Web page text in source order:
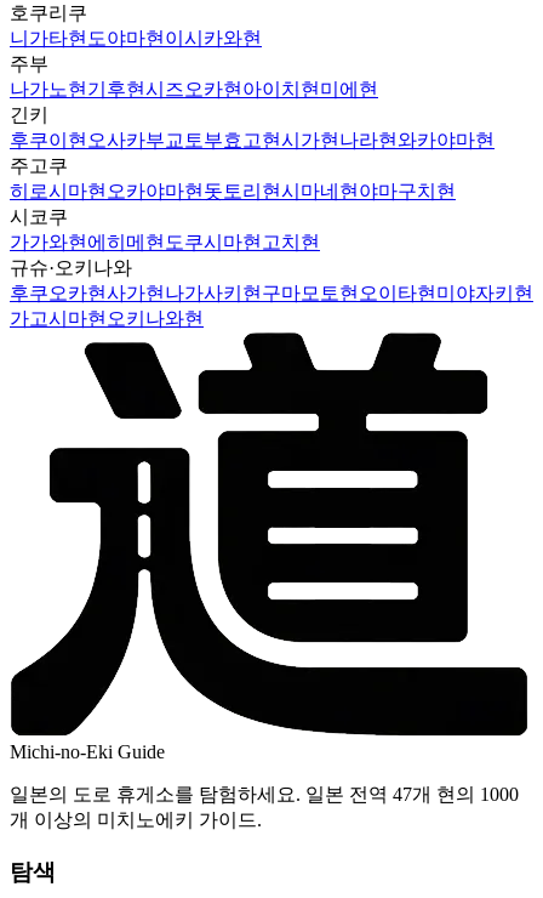
호쿠리쿠
니가타현 도야마현 이시카와현
주부
나가노현 기후현시즈오카현 아이치현 미에현
긴키
후쿠이현 오사카부교토부효고현시가현 나라현와카야마현
주고쿠
히로시마현 오카야마현 돗토리현시마네현 야마구치현
시코쿠
가가와현 에히메현 도쿠시마현 고치현
규슈·오키나와
후쿠오카현사가현 나가사키현 구마모토현 오이타현 미야자키현
가고시마현 오키나와현
Michi-no-Eki Guide
일본의 도로 휴게소를 탐험하세요. 일본 전역 47개 현의 1000
개 이상의 미치노에키 가이드.
탐색